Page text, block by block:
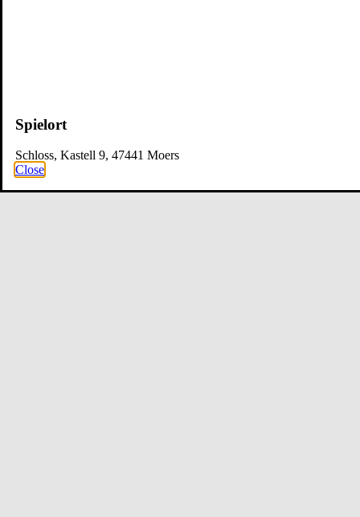
Spielort
Schloss, Kastell 9, 47441 Moers
Close